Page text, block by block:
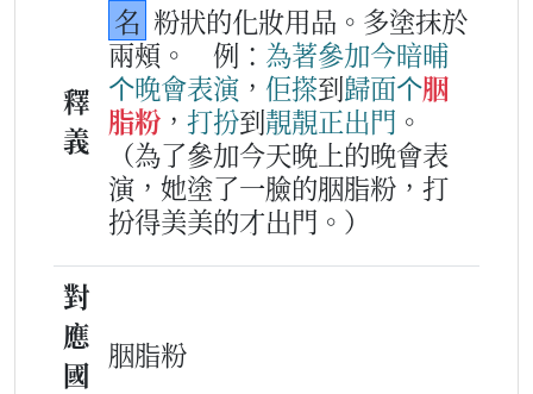
釋
義
名 粉狀的化妝用品。多塗抹於
兩頰。
例： 為著參加今暗晡
个晚會表演 ， 佢搽到歸面个胭
脂粉 ， 打扮到靚靚正出門 。
（為了參加今天晚上的晚會表
演，她塗了一臉的胭脂粉，打
扮得美美的才出門。）
對
應
國
胭脂粉